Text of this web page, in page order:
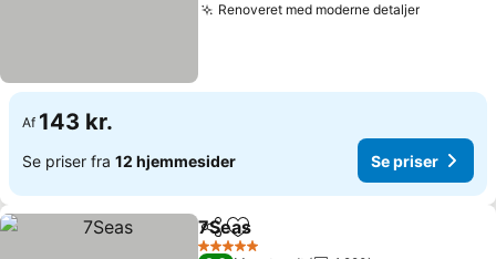
Renoveret med moderne detaljerSe priser
Af 143 kr.
Se priser fra 12 hjemmesider Se priser
Del Føj til favoritter
7Seas
5 Stjerner